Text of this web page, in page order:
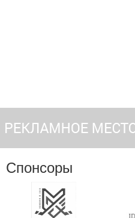
Спонсоры